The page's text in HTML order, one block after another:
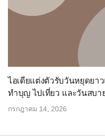
ไอเดียแต่งตัวรับวันหยุดยา
ทำบุญ ไปเที่ยว และวันสบา
กรกฎาคม 14, 2026